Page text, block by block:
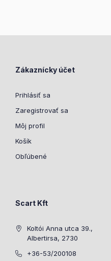
Zákaznícky účet
Prihlásiť sa
Zaregistrovať sa
Môj profil
Košík
Obľúbené
Scart Kft
Koltói Anna utca 39.,
Albertirsa, 2730
+36-53/200108